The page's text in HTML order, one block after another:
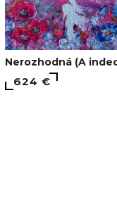
Nerozhodná (A
624 €